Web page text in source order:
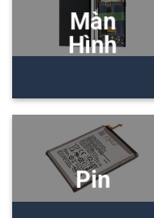
Màn
Hình
Pin